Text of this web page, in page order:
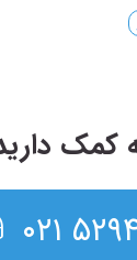
کمک
۰۲۱